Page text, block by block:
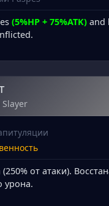
(5%HP + 75%ATK) and
Slayer
(250% от атаки).
урона.